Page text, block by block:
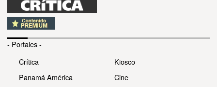
- Portales -
Crítica
Panamá América
Kiosco
Cine